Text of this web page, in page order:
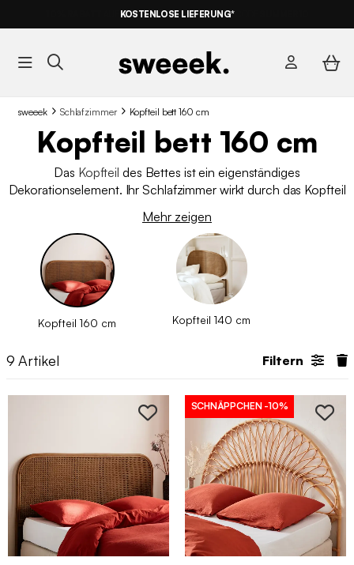
KOSTENLOSE LIEFERUNG*
sweeek Schlafzimmer Kopfteil bett 160 cm
Kopfteil bett 160 cm
Das Kopfteil des Bettes ist ein eigenständiges
Dekorationselement. Ihr Schlafzimmer wirkt durch das Kopfteil
unserem Sortiment finden Sie Modelle aus natürlichem Rattan
oder aus Holz, elegante und designorientierte Kopfteile, die Ihr
Schlafzimmer verschönern werden.
Mehr zeigen
Kopfteil 160 cm Kopfteil 140 cm
9 Artikel Filtern
SCHNÄPPCHEN -10%